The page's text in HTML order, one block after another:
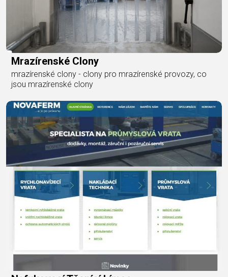
Mrazírenské Clony
mrazírenské clony - clony pro mrazírenské provozy, co
jsou mrazírenské clony